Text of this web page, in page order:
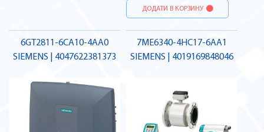
ДОДАТИ В КОРЗИНУ
6GT2811-6CA10-4AA0
SIEMENS | 4047622381373
7ME6340-4HC17-6AA1
SIEMENS | 4019169848046